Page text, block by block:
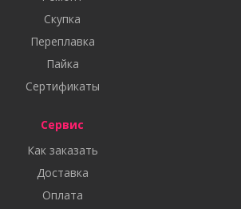
Скупка
Переплавка
Пайка
Сертификаты
Сервис
Как заказать
Доставка
Оплата